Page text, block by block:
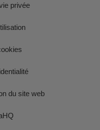
privée
du site web